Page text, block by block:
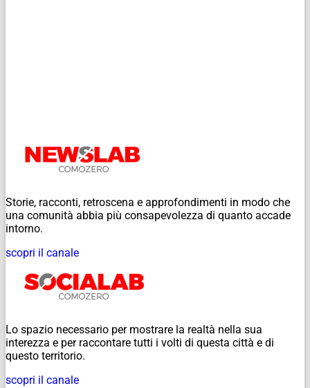
Storie, racconti, retroscena e approfondimenti in modo che
una comunità abbia più consapevolezza di quanto accade
intorno.
scopri il canale
Lo spazio necessario per mostrare la realtà nella sua
interezza e per raccontare tutti i volti di questa città e di
questo territorio.
scopri il canale